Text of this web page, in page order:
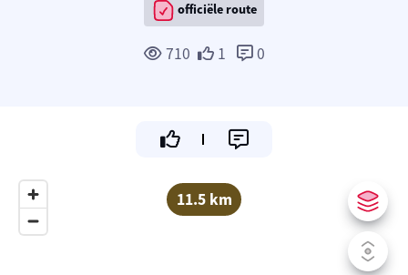
officiële route
710 1 0
11.5 km